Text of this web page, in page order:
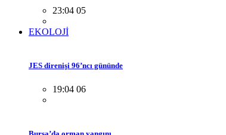
23:04 05
EKOLOJİ
JES direnişi 96’ncı gününde
19:04 06